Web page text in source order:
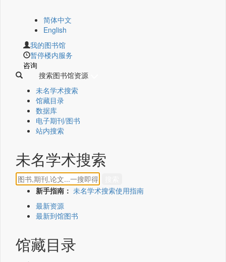
简体中文
English
我的图书馆
暂停楼内服务
咨询
搜索图书馆资源
未名学术搜索
馆藏目录
数据库
电子期刊/图书
站内搜索
未名学术搜索
新手指南： 未名学术搜索使用指南
最新资源
最新到馆图书
馆藏目录